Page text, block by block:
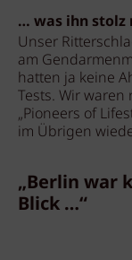
… was ihn stolz
Unser
am
hatten ja keine
Tests. Wir
„Pioneers of
im Übrigen
„Berlin war
Blick …“